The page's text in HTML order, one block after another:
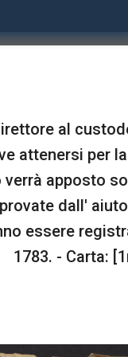
del
deve
delle
se esse
dall'
postali
4
Museo Galileo
PAGINE CON
al
attenersi per
apposto
dall'
essere
1783. - Carta: